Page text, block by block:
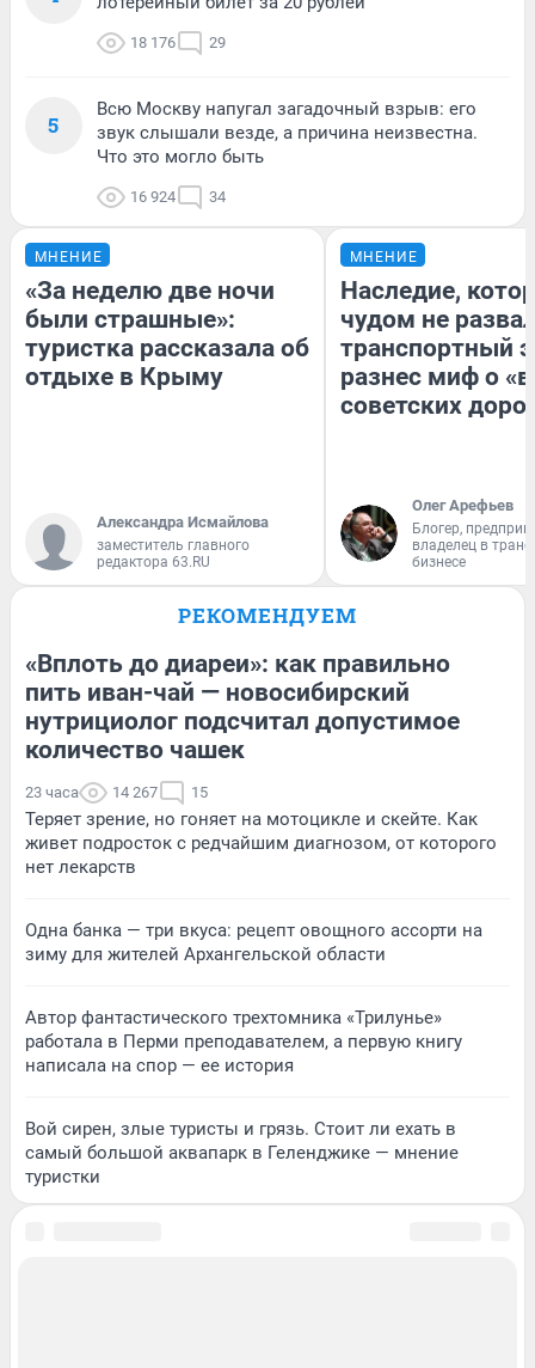
18 176 29
5
Всю Москву напугал загадочный взрыв: его
звук слышали везде, а причина неизвестна.
Что это могло быть
16 924 34
МНЕНИЕ
«За неделю две ночи
были страшные»:
туристка рассказала об
отдыхе в Крыму
Александра Исмайлова
заместитель главного
редактора 63.RU
МНЕНИЕ
Наследие,
чудом не
транспортный
разнес миф о
советских
Олег Арефьев
Блогер,
владелец в
бизнесе
РЕКОМЕНДУЕМ
«Вплоть до диареи»: как правильно
пить иван-чай — новосибирский
нутрициолог подсчитал допустимое
количество чашек
23 часа 14 267 15
Теряет зрение, но гоняет на мотоцикле и скейте. Как
живет подросток с редчайшим диагнозом, от которого
нет лекарств
Одна банка — три вкуса: рецепт овощного ассорти на
зиму для жителей Архангельской области
Автор фантастического трехтомника «Трилунье»
работала в Перми преподавателем, а первую книгу
написала на спор — ее история
Вой сирен, злые туристы и грязь. Стоит ли ехать в
самый большой аквапарк в Геленджике — мнение
туристки